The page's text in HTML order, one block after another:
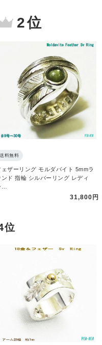
2 位
送料無料
ェザーリング モルダバイト 5mmラ
ンド 指輪 シルバーリング レディ
…
31,800円
位